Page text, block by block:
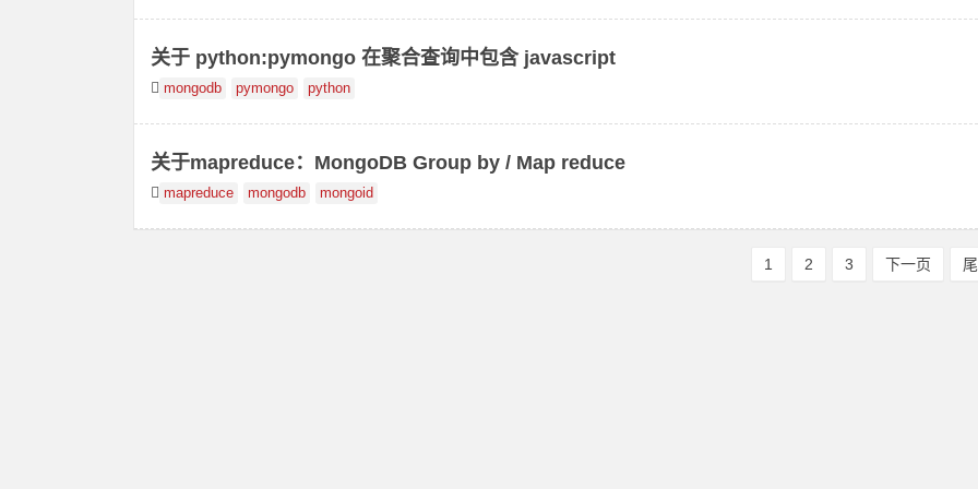
关于 python:pymongo 在聚合查询中包含 javascript
mongodb pymongo python
关于mapreduce：MongoDB Group by / Map reduce
mapreduce mongodb mongoid
1 2 3 下一页